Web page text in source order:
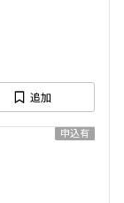
追加
申込有